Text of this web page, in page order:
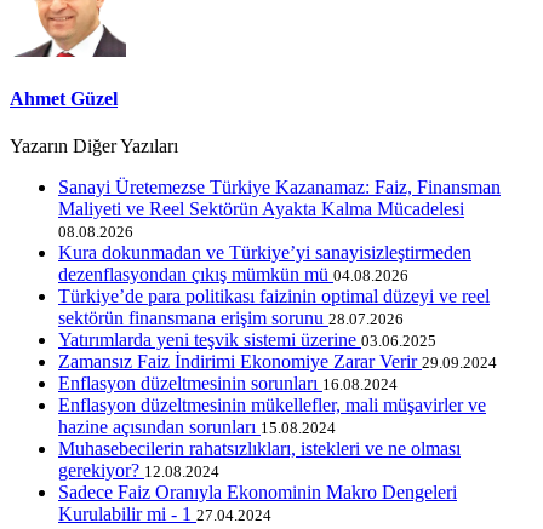
Ahmet Güzel
Yazarın Diğer Yazıları
Sanayi Üretemezse Türkiye Kazanamaz: Faiz, Finansman
Maliyeti ve Reel Sektörün Ayakta Kalma Mücadelesi
08.08.2026
Kura dokunmadan ve Türkiye’yi sanayisizleştirmeden
dezenflasyondan çıkış mümkün mü 04.08.2026
Türkiye’de para politikası faizinin optimal düzeyi ve reel
sektörün finansmana erişim sorunu 28.07.2026
Yatırımlarda yeni teşvik sistemi üzerine 03.06.2025
​Zamansız Faiz İndirimi Ekonomiye Zarar Verir 29.09.2024
​Enflasyon düzeltmesinin sorunları 16.08.2024
Enflasyon düzeltmesinin mükellefler, mali müşavirler ve
hazine açısından sorunları 15.08.2024
Muhasebecilerin rahatsızlıkları, istekleri ve ne olması
gerekiyor? 12.08.2024
Sadece Faiz Oranıyla Ekonominin Makro Dengeleri
Kurulabilir mi - 1 27.04.2024